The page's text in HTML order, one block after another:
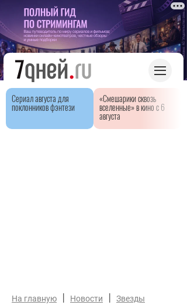
Сериал августа для
поклонников фэнтези
«Смешарики сквозь
вселенные» в кино с 6
августа
На главную | Новости | Звезды